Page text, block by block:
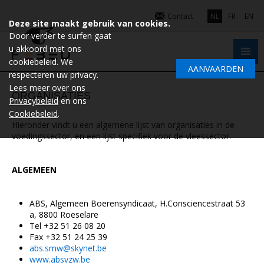
Contact NL FR EN
ORGANISATIES
Hieronder vindt u een algemene lijst van organisaties in de
voedingssector, en een lijst specifiek voor de vleessector.
ALGEMEEN
ABS, Algemeen Boerensyndicaat, H.Consciencestraat 53
a, 8800 Roeselare
Tel +32 51 26 08 20
Fax +32 51 24 25 39
abs.smw@skynet.be
www.absvzw.be
Deze site maakt gebruik van cookies.
Door verder te surfen gaat
u akkoord met ons
cookiebeleid. We
respecteren uw privacy.
Lees meer over ons
Privacybeleiden ons
Cookiebeleid.
AANVAARDEN